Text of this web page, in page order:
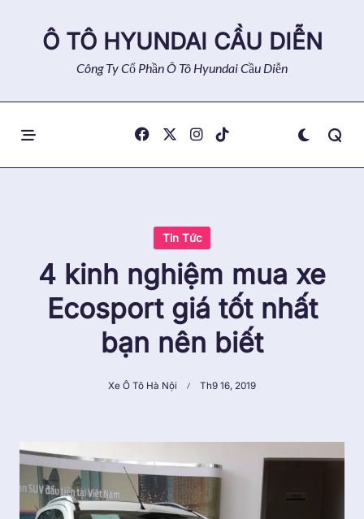
contentÔ TÔ HYUNDAI CẦU DIỄN
Công Ty Cổ Phần Ô Tô Hyundai Cầu Diễn
Tin Tức
4 kinh nghiệm mua xe
Ecosport giá tốt nhất
bạn nên biết
Xe Ô Tô Hà Nội Th9 16, 2019